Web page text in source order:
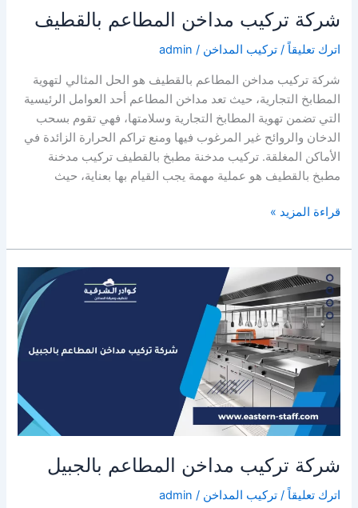
شركة تركيب مداخن المطاعم بالقطيف
اترك تعليقاً /تركيب المداخن /
admin
شركة تركيب مداخن المطاعم بالقطيف هو الحل المثالي لتهوية
المطابخ التجارية، حيث تعد مداخن المطاعم أحد العوامل الرئيسية
التي تضمن تهوية المطابخ التجارية وسلامتها، فهي تقوم بسحب
الدخان والروائح غير المرغوب فيها ومنع تراكم الحرارة الزائدة في
الأماكن المغلقة. تركيب مدخنة مطبخ بالقطيف تركيب مدخنة
مطبخ بالقطيف هو عملية مهمة يجب القيام بها بعناية، حيث
شركة
مداخن
المطاعم
بالقطيف
قراءة المزيد »
شركة تركيب مداخن المطاعم بالجبيل
اترك تعليقاً /تركيب المداخن /
admin